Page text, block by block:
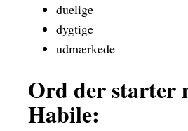
duelige
dygtige
udmærkede
Ord der starter
Habile: